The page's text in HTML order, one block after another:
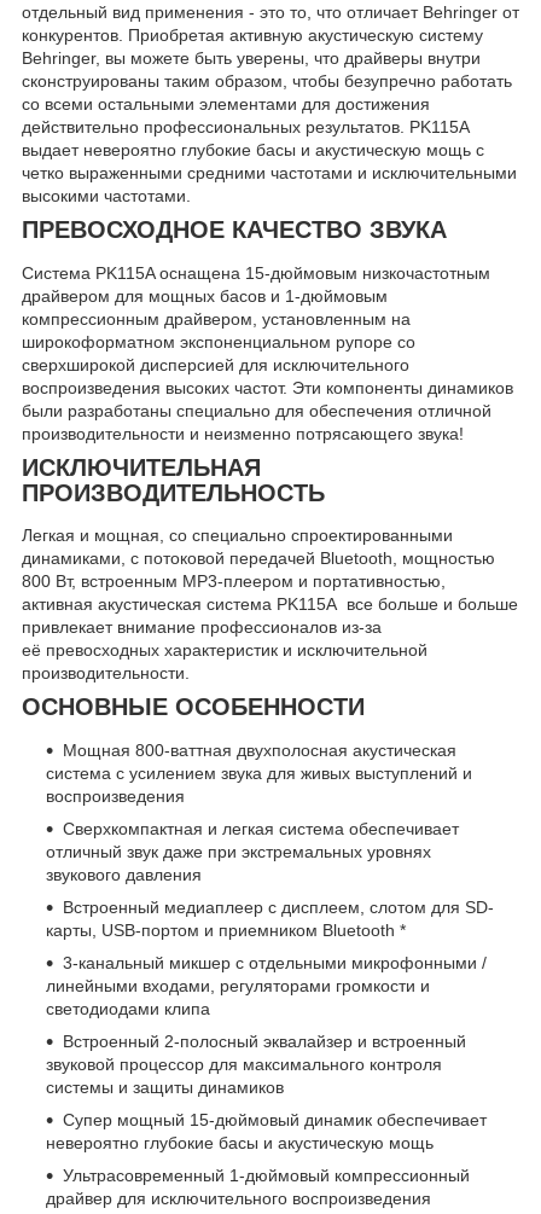
отдельный вид применения - это то, что отличает Behringer от
конкурентов. Приобретая активную акустическую систему
Behringer, вы можете быть уверены, что драйверы внутри
сконструированы таким образом, чтобы безупречно работать
со всеми остальными элементами для достижения
действительно профессиональных результатов. PK115A
выдает невероятно глубокие басы и акустическую мощь с
четко выраженными средними частотами и исключительными
высокими частотами.
ПРЕВОСХОДНОЕ КАЧЕСТВО ЗВУКА
Система PK115A оснащена 15-дюймовым низкочастотным
драйвером для мощных басов и 1-дюймовым
компрессионным драйвером, установленным на
широкоформатном экспоненциальном рупоре со
сверхширокой дисперсией для исключительного
воспроизведения высоких частот. Эти компоненты динамиков
были разработаны специально для обеспечения отличной
производительности и неизменно потрясающего звука!
ИСКЛЮЧИТЕЛЬНАЯ
ПРОИЗВОДИТЕЛЬНОСТЬ
Легкая и мощная, со специально спроектированными
динамиками, с потоковой передачей Bluetooth, мощностью
800 Вт, встроенным MP3-плеером и портативностью,
активная акустическая система PK115A все больше и больше
привлекает внимание профессионалов из-за
её превосходных характеристик и исключительной
производительности.
ОСНОВНЫЕ ОСОБЕННОСТИ
Мощная 800-ваттная двухполосная акустическая
система с усилением звука для живых выступлений и
воспроизведения
Сверхкомпактная и легкая система обеспечивает
отличный звук даже при экстремальных уровнях
звукового давления
Встроенный медиаплеер с дисплеем, слотом для SD-
карты, USB-портом и приемником Bluetooth *
3-канальный микшер с отдельными микрофонными /
линейными входами, регуляторами громкости и
светодиодами клипа
Встроенный 2-полосный эквалайзер и встроенный
звуковой процессор для максимального контроля
системы и защиты динамиков
Супер мощный 15-дюймовый динамик обеспечивает
невероятно глубокие басы и акустическую мощь
Ультрасовременный 1-дюймовый компрессионный
драйвер для исключительного воспроизведения